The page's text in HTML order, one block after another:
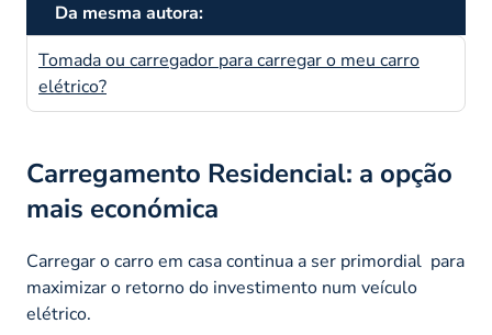
Da mesma autora:
Tomada ou carregador para carregar o meu carro
elétrico?
Carregamento Residencial: a opção
mais económica
Carregar o carro em casa continua a ser primordial para
maximizar o retorno do investimento num veículo
elétrico.